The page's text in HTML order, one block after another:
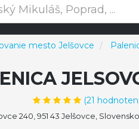
mesto Jelšovce
(21
240, 951 43 Jelšovce, Slovensko